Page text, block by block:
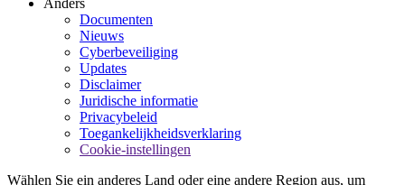
Documenten
Nieuws
Cyberbeveiliging
Updates
Disclaimer
Juridische informatie
Privacybeleid
Toegankelijkheidsverklaring
Cookie-instellingen
Wählen Sie ein anderes Land oder eine andere Region aus, um